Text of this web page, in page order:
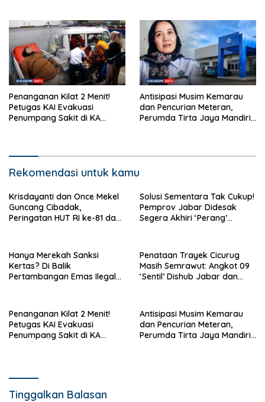
Penanganan Kilat 2 Menit!
Petugas KAI Evakuasi
Penumpang Sakit di KA
Antisipasi Musim Kemarau
dan Pencurian Meteran,
Perumda Tirta Jaya Mandiri
Rekomendasi untuk kamu
Krisdayanti dan Once Mekel
Guncang Cibadak,
Peringatan HUT RI ke-81 dan
Solusi Sementara Tak Cukup!
Pemprov Jabar Didesak
Segera Akhiri ‘Perang’
Hanya Merekah Sanksi
Kertas? Di Balik
Pertambangan Emas Ilegal
Penataan Trayek Cicurug
Masih Semrawut: Angkot 09
‘Sentil’ Dishub Jabar dan
Penanganan Kilat 2 Menit!
Petugas KAI Evakuasi
Penumpang Sakit di KA
Antisipasi Musim Kemarau
dan Pencurian Meteran,
Perumda Tirta Jaya Mandiri
Tinggalkan Balasan